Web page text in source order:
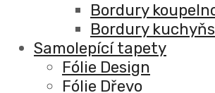
Bordury
Bordury
Samolepící tapety
Fólie Design
Fólie Dřevo